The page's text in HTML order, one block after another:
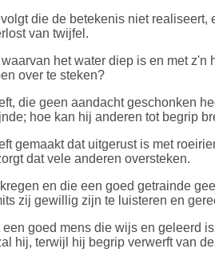
die de betekenis niet realiseert,
van twijfel.
het water diep is en met z'n
over te steken?
die geen aandacht geschonken
hoe kan hij anderen tot begrip
gemaakt dat uitgerust is met
dat vele anderen oversteken.
en die een goed getrainde
zij gewillig zijn te luisteren en
goed mens die wijs en geleerd
hij, terwijl hij begrip verwerft van